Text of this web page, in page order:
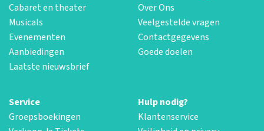
Cabaret en theater
Musicals
Evenementen
Aanbiedingen
Laatste nieuwsbrief
Over Ons
Veelgestelde vragen
Contactgegevens
Goede doelen
Service
Groepsboekingen
Hulp nodig?
Klantenservice